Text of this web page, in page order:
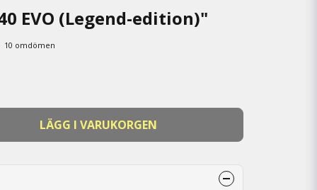
EVO (Legend-edition)"
10 omdömen
LÄGG I VARUKORGEN